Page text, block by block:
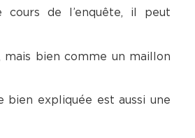
de l’enquête, il peut
bien comme un maillon
bien expliquée est aussi une